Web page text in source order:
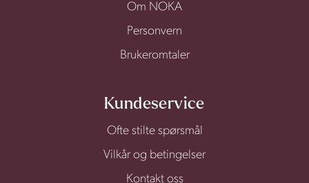
Om NOKA
Personvern
Brukeromtaler
Kundeservice
Ofte stilte spørsmål
Vilkår og betingelser
Kontakt oss